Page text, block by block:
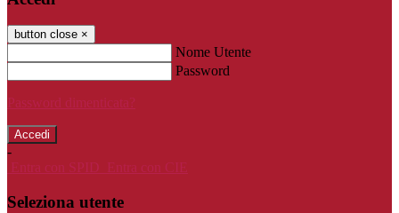
button close ×
Nome Utente
Password
Password dimenticata?
-
Entra con SPID
Entra con CIE
Seleziona utente